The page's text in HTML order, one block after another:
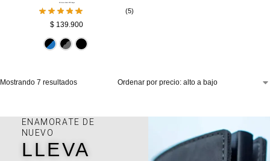
(5)
$ 139.900
Mostrando 7 resultados
ENAMORATE DE
NUEVO
LLEVA